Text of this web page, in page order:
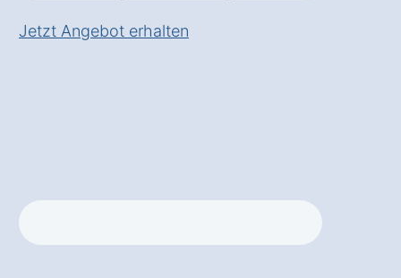
Jetzt Angebot erhalten